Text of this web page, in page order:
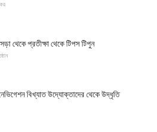
থেকে প্রতীক্ষা থেকে টিপস টিপুন
বিখ্যাত উদ্যোক্তাদের থেকে উদ্ধৃতি